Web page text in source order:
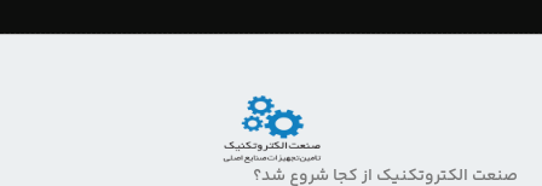
صنعت الکتروتکنیک از کجا شروع شد؟